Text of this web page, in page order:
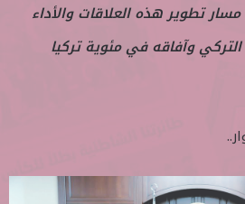
تطوير هذه العلاقات والأداء
وآفاقه في مئوية تركيا